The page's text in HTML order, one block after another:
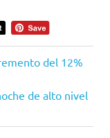
del 12%
de alto nivel